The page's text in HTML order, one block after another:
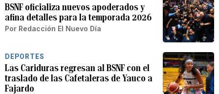
BSNF oficializa nuevos apoderados y
afina detalles para la temporada 2026
Por Redacción El Nuevo Día
DEPORTES
Las Cariduras regresan al BSNF con el
traslado de las Cafetaleras de Yauco a
Fajardo